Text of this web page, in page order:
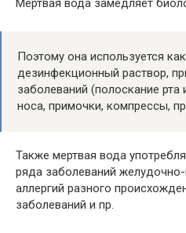
Мертвая вода замедляет
Поэтому она используется
дезинфекционный раствор,
заболеваний (полоскание рта
носа, примочки, компрессы,
Также мертвая вода
ряда заболеваний желудочно-
аллергий разного
заболеваний и пр.